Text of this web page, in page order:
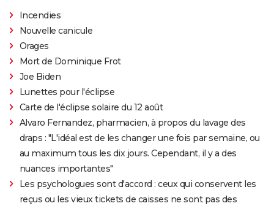
Incendies
Nouvelle canicule
Orages
Mort de Dominique Frot
Joe Biden
Lunettes pour l'éclipse
Carte de l'éclipse solaire du 12 août
Alvaro Fernandez, pharmacien, à propos du lavage des
draps : "L'idéal est de les changer une fois par semaine, ou
au maximum tous les dix jours. Cependant, il y a des
nuances importantes"
Les psychologues sont d'accord : ceux qui conservent les
reçus ou les vieux tickets de caisses ne sont pas des